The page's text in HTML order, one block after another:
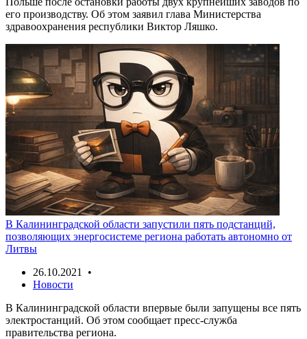
его производству. Об этом заявил глава Министерства
здравоохранения республики Виктор Ляшко.
В Калининградской области запустили пять подстанций,
позволяющих энергосистеме региона работать автономно от
Литвы
26.10.2021 •
Новости
В Калининградской области впервые были запущены все пять
электростанций. Об этом сообщает пресс-служба
правительства региона.